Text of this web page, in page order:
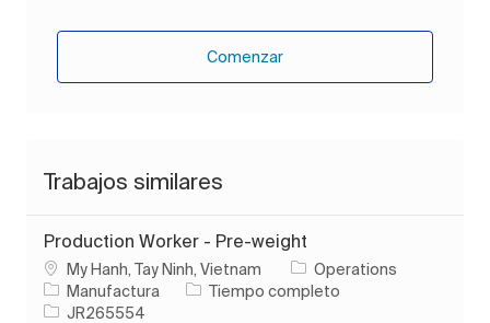
Comenzar
Trabajos similares
Production Worker - Pre-weight
Ubicación
My Hanh, Tay Ninh, Vietnam
Operations
Categoría
Manufactura Tipo de trabajo
Tiempo completo
ID de trabajo
JR265554